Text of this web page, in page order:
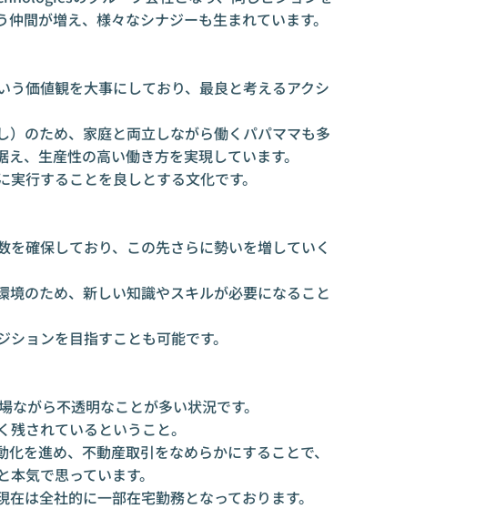
間が増え、様々なシナジーも生まれています。
う価値観を大事にしており、最良と考えるアクシ
）のため、家庭と両立しながら働くパパママも多
、生産性の高い働き方を実現しています。
行することを良しとする文化です。
確保しており、この先さらに勢いを増していく
のため、新しい知識やスキルが必要になること
ョンを目指すことも可能です。
がら不透明なことが多い状況です。
されているということ。
を進め、不動産取引をなめらかにすることで、
気で思っています。
は全社的に一部在宅勤務となっております。